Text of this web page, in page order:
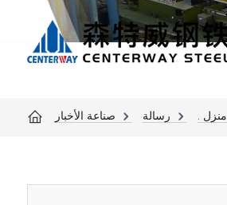
منزل . رسالة صناعة الأخبار